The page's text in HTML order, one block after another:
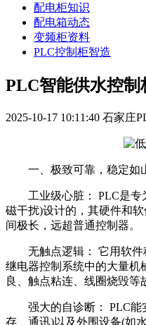
配电柜知识
配电箱动态
变频柜资料
PLC控制柜智造
PLC智能供水控制
2025-10-17 10:11:40 石家庄
一、极致可靠，稳定如
工业级心脏： PLC是
磁干扰)设计的，其硬件和
间极长，远超普通控制器。
无触点逻辑： 它用软
继电器控制系统中的大量机
良、触点粘连、线圈烧毁等
强大的自诊断： PLC
存、通讯)以及外围设备(如